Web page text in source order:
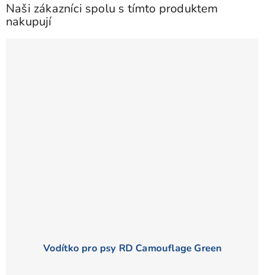
Naši zákazníci spolu s tímto produktem
nakupují
Vodítko pro psy RD Camouflage Green